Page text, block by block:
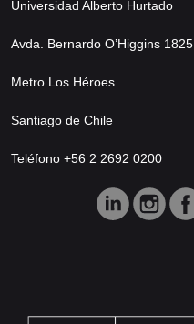
Universidad Alberto Hurtado
Avda. Bernardo O’Higgins 1825
Metro Los Héroes
Santiago de Chile
Teléfono +56 2 2692 0200